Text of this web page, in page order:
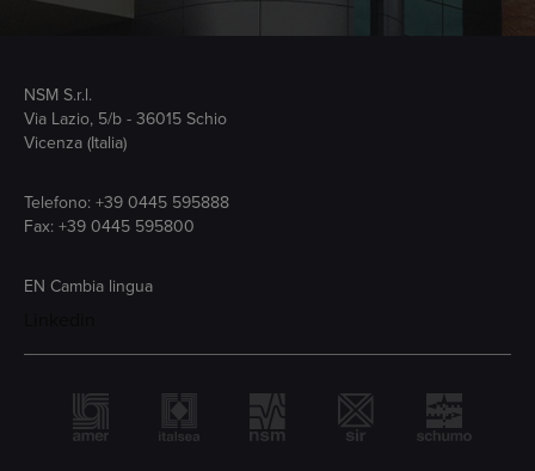
NSM S.r.l.
Via Lazio, 5/b - 36015 Schio
Vicenza (Italia)
Telefono: +39 0445 595888
Fax: +39 0445 595800
EN Cambia lingua